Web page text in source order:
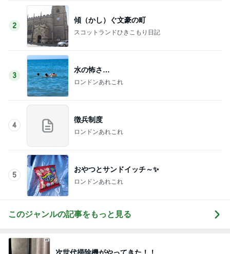
2
傾（かし）ぐ文豪の町
スコットランドひきこもり日記
3
水の怖さ…
ロンドンあれこれ
4
徴兵制度
ロンドンあれこれ
5
おやつとサンドイッチ～✨
ロンドンあれこれ
このジャンルの記事をもっと見る
次世代掃除機がやってきた！！